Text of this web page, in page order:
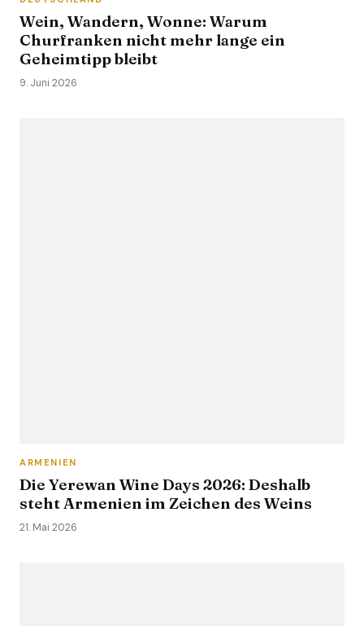
Wein, Wandern, Wonne: Warum
Churfranken nicht mehr lange ein
Geheimtipp bleibt
9. Juni 2026
ARMENIEN
Die Yerewan Wine Days 2026: Deshalb
steht Armenien im Zeichen des Weins
21. Mai 2026